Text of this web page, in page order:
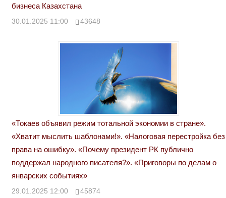
бизнеса Казахстана
30.01.2025 11:00 43648
«Токаев объявил режим тотальной экономии в стране».
«Хватит мыслить шаблонами!». «Налоговая перестройка без
права на ошибку». «Почему президент РК публично
поддержал народного писателя?». «Приговоры по делам о
январских событиях»
29.01.2025 12:00 45874